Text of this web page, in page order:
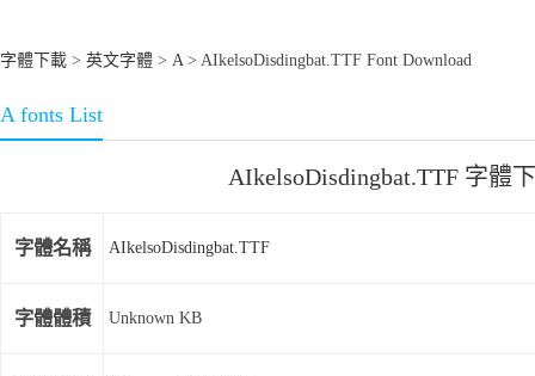
字體下載 > 英文字體 > A> AIkelsoDisdingbat.TTF Font Download
A fonts List
AIkelsoDisdingbat.TTF 字體
字體名稱 AIkelsoDisdingbat.TTF
字體體積 Unknown KB